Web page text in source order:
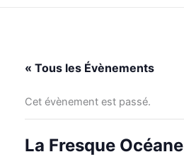
« Tous les Évènements
Cet évènement est passé.
La Fresque Océane